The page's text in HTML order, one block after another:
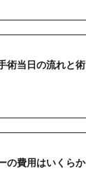
術当日の流れと術
の費用はいくらか